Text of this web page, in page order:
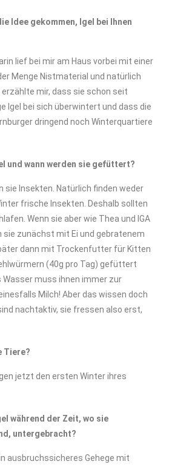
Idee gekommen, Igel bei Ihnen
lief bei mir am Haus vorbei mit einer
Menge Nistmaterial und natürlich
erzählte mir, dass sie schon seit
Igel bei sich überwintert und dass die
dringend noch Winterquartiere
und wann werden sie gefüttert?
sie Insekten. Natürlich finden weder
frische Insekten. Deshalb sollten
Wenn sie aber wie Thea und IGA
sie zunächst mit Ei und gebratenem
dann mit Trockenfutter für Kitten
(40g pro Tag) gefüttert
Wasser muss ihnen immer zur
Milch! Aber das wissen doch
nachtaktiv, sie fressen also erst,
Tiere?
jetzt den ersten Winter ihres
während der Zeit, wo sie
untergebracht?
ausbruchssicheres Gehege mit